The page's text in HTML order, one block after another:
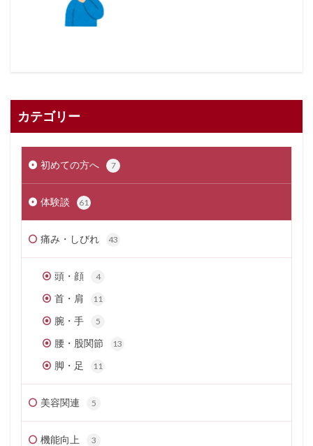
カテゴリー
初めての方へ 7
体験談 61
痛み・しびれ 43
頭・顔 4
首・肩 11
腕・手 5
腰・股関節 13
脚・足 11
美容関連 5
機能向上 3